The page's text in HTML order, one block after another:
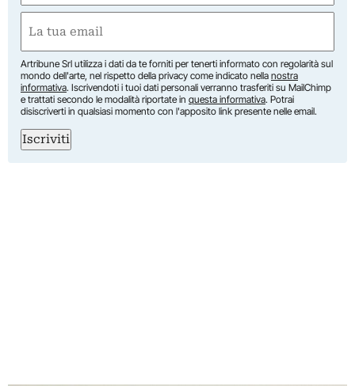
First
(Required)
Artribune Srl utilizza i dati da te forniti per tenerti informato con regolarità sul
mondo dell'arte, nel rispetto della privacy come indicato nella nostra
informativa. Iscrivendoti i tuoi dati personali verranno trasferiti su MailChimp
e trattati secondo le modalità riportate in questa informativa. Potrai
disiscriverti in qualsiasi momento con l'apposito link presente nelle email.
Iscriviti